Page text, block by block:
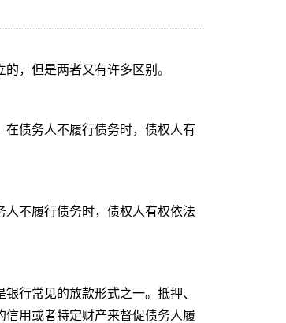
，但是两者又有许多区别。
债务人不履行债务时，债权人有
不履行债务时，债权人有权依法
行常见的放款形式之一。抵押、
用或者特定财产来督促债务人履